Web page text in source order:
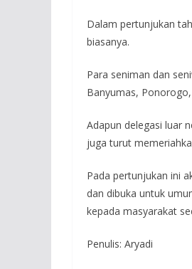
Dalam pertunjukan
biasanya.
Para seniman dan
Banyumas,
Adapun delegasi luar
juga turut
Pada pertunjukan ini
dan dibuka untuk
kepada masyarakat
Penulis: Aryadi